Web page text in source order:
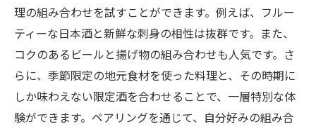
理の組み合わせを試すことができます。例えば、フルー
ティーな日本酒と新鮮な刺身の相性は抜群です。また、
コクのあるビールと揚げ物の組み合わせも人気です。さ
らに、季節限定の地元食材を使った料理と、その時期に
しか味わえない限定酒を合わせることで、一層特別な体
験ができます。ペアリングを通じて、自分好みの組み合